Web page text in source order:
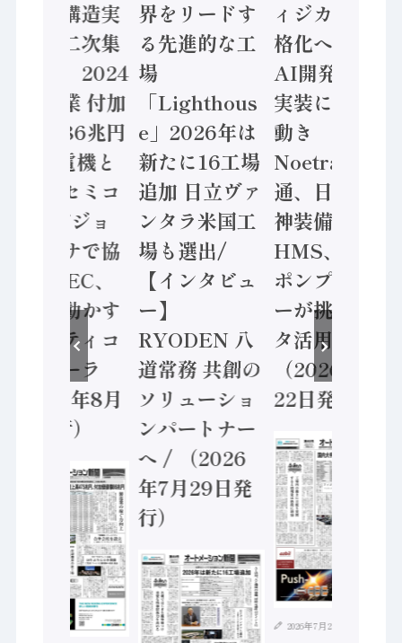
「経済構造実
態調査二次集
計結果」2024
年製造業 付加
価値額86兆円
/ 三菱電機と
ソニーセミコ
ン AIビジョ
ンセンサで協
業 / IDEC、
安全に動かす
セーフティコ
ントローラ
（2026年8月
5日発行）
界をリードす
る先進的な工
場
「Lighthous
e」2026年は
新たに16工場
追加 日立ヴァ
ンタラ米国工
場も選出/
【インタビュ
ー】
RYODEN 八
道常務 共創の
ソリューショ
ンパートナー
へ / （2026
年7月29日発
行）
ィジカルAI本
格化へ 国産
AI開発や社会
実装に活発な
動き
Noetra、富士
通、日立 / 兵
神装備 ×
HMS、老舗
ポンプメーカ
ーが挑むデー
タ活用 など
（2026年7月
22日発行）
2026年7月21日